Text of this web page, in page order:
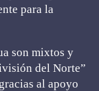
para la
son mixtos y
del Norte”
al apoyo